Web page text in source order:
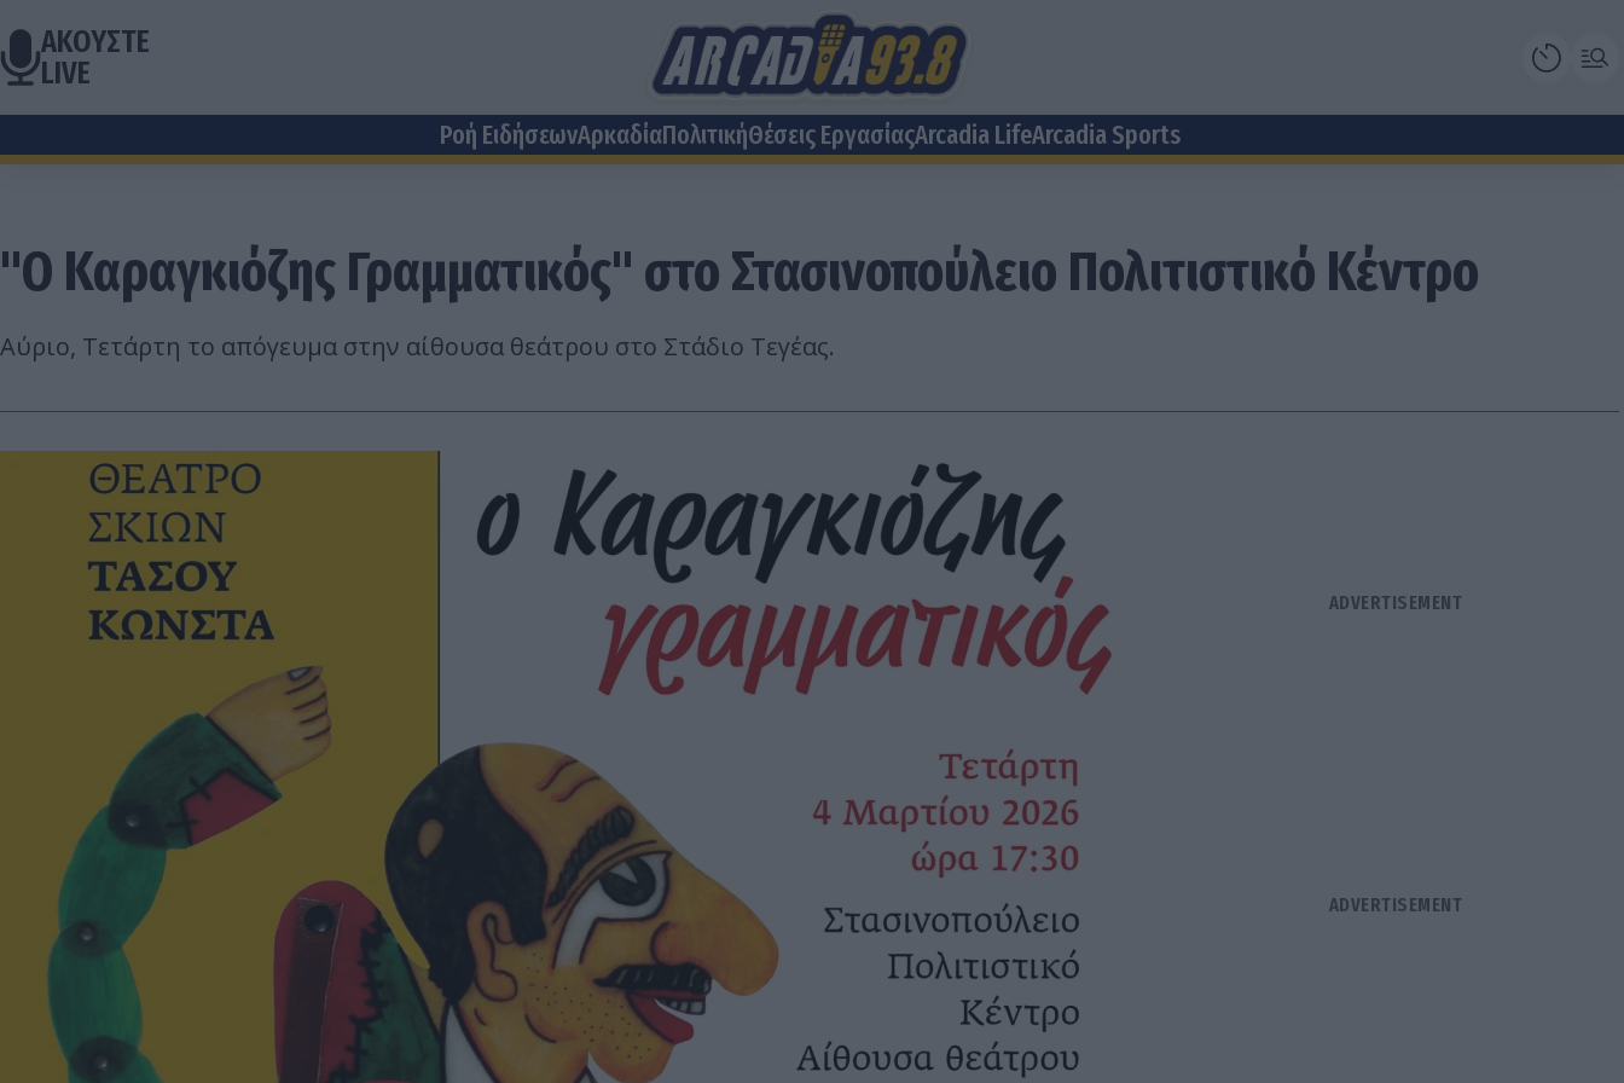
ΑΚΟΥΣΤΕ
LIVE
Ροή ΕιδήσεωνΑρκαδίαΠολιτικήΘέσεις EργασίαςArcadia LifeArcadia Sports
"Ο Καραγκιόζης Γραμματικός" στο Στασινοπούλειο Πολιτιστικό Κέντρο
Αύριο, Τετάρτη το απόγευμα στην αίθουσα θεάτρου στο Στάδιο Τεγέας.